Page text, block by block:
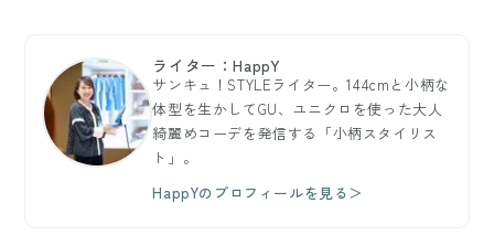
ライター：HappY
サンキュ！STYLEライター。144cmと小柄な
体型を生かしてGU、ユニクロを使った大人
綺麗めコーデを発信する「小柄スタイリス
ト」。
HappYのプロフィールを見る＞